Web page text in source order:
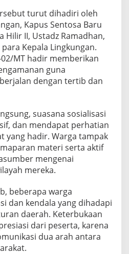
turut dihadiri oleh
Kapus Sentosa Baru
Hilir II, Ustadz Ramadhan,
Kepala Lingkungan.
MT hadir memberikan
guna
dengan tertib dan
suasana sosialisasi
dan mendapat perhatian
yang hadir. Warga tampak
materi serta aktif
mengenai
mereka.
beberapa warga
dan kendala yang dihadapi
daerah. Keterbukaan
dari peserta, karena
dua arah antara